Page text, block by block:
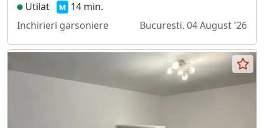
Utilat
M 14 min.
Inchirieri garsoniere
Bucuresti, 04 August '26